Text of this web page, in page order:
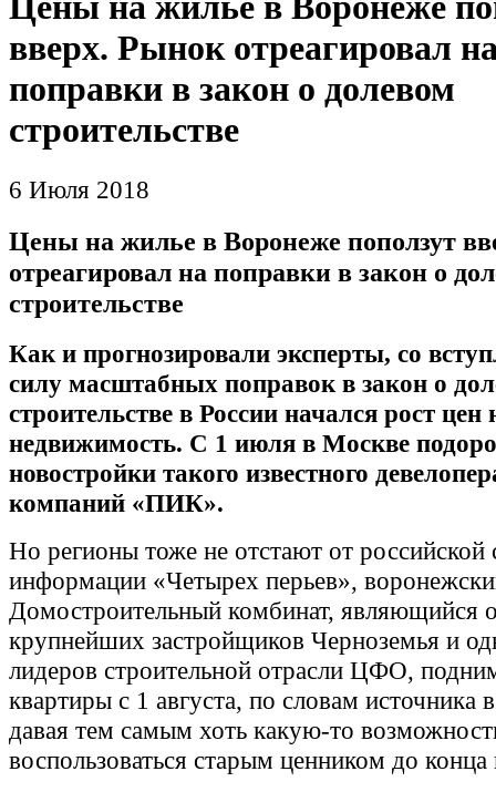
вверх. Рынок отреагировал
поправки в закон о долевом
строительстве
6 Июля 2018
Цены на жилье в Воронеже поползут
отреагировал на поправки в закон о
строительстве
Как и прогнозировали эксперты, со
силу масштабных поправок в закон о
строительстве в России начался рост цен
недвижимость. С 1 июля в Москве
новостройки такого известного
компаний «ПИК».
Но регионы тоже не отстают от
информации «Четырех перьев»,
Домостроительный комбинат, являющийся
крупнейших застройщиков Черноземья и
лидеров строительной отрасли ЦФО,
квартиры с 1 августа, по словам источника
давая тем самым хоть какую-то
воспользоваться старым ценником до